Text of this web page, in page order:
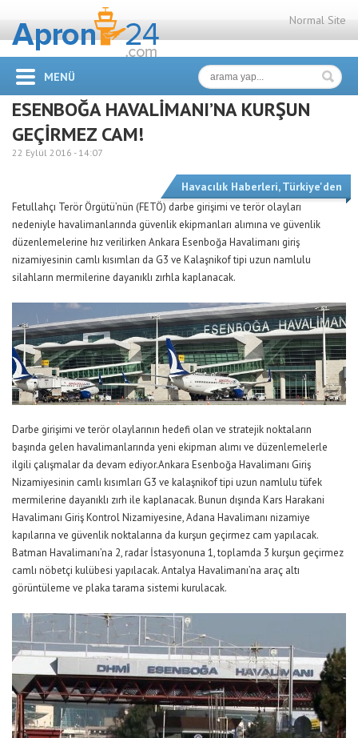
Normal Site
MENÜ
ESENBOĞA HAVALİMANI’NA KURŞUN
GEÇİRMEZ CAM!
22 Eylül 2016 - 14:07
Havacılık Haberleri,Türkiye'den
Fetullahçı Terör Örgütü’nün (FETÖ) darbe girişimi ve terör olayları
nedeniyle havalimanlarında güvenlik ekipmanları alımına ve güvenlik
düzenlemelerine hız verilirken Ankara Esenboğa Havalimanı giriş
nizamiyesinin camlı kısımları da G3 ve Kalaşnikof tipi uzun namlulu
silahların mermilerine dayanıklı zırhla kaplanacak.
Darbe girişimi ve terör olaylarının hedefi olan ve stratejik noktaların
başında gelen havalimanlarında yeni ekipman alımı ve düzenlemelerle
ilgili çalışmalar da devam ediyor.Ankara Esenboğa Havalimanı Giriş
Nizamiyesinin camlı kısımları G3 ve kalaşnikof tipi uzun namlulu tüfek
mermilerine dayanıklı zırh ile kaplanacak. Bunun dışında Kars Harakani
Havalimanı Giriş Kontrol Nizamiyesine, Adana Havalimanı nizamiye
kapılarına ve güvenlik noktalarına da kurşun geçirmez cam yapılacak.
Batman Havalimanı’na 2, radar İstasyonuna 1, toplamda 3 kurşun geçirmez
camlı nöbetçi kulübesi yapılacak. Antalya Havalimanı’na araç altı
görüntüleme ve plaka tarama sistemi kurulacak.